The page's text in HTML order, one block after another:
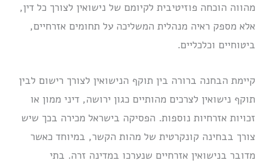
מהווה הוכחה פוזיטיבית לקיומם של נישואין לצורך כל דין,
אלא מספק ראיה מנהלית המשליכה על תחומים אזרחיים,
ביטוחיים וכלכליים.
קיימת הבחנה ברורה בין תוקף הנישואין לצורך רישום לבין
תוקף נישואין לצרכים מהותיים כגון ירושה, דיני ממון או
זכויות אזרחיות נוספות. הפסיקה בישראל מכירה בכך שיש
צורך בבחינה קונקרטית של מהות הקשר, במיוחד כאשר
מדובר בנישואין אזרחיים שנערכו במדינה זרה. בתי